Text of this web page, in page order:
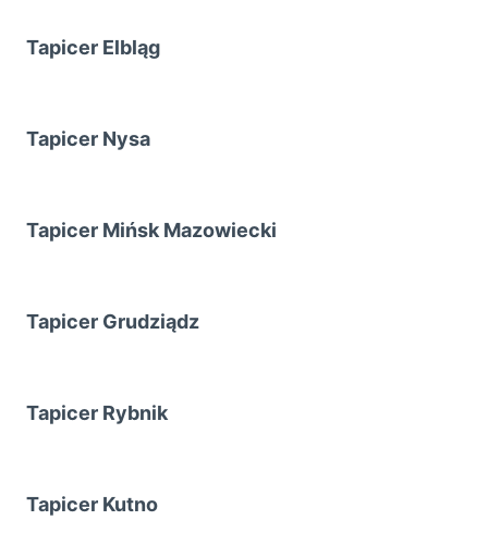
Tapicer Elbląg
Tapicer Nysa
Tapicer Mińsk Mazowiecki
Tapicer Grudziądz
Tapicer Rybnik
Tapicer Kutno